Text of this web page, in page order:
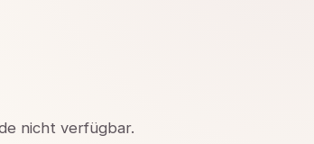
nicht verfügbar.